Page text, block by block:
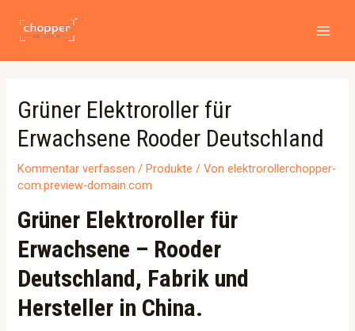
Inhalt
springen
Grüner Elektroroller für
Erwachsene Rooder Deutschland
Kommentar verfassen /Produkte / Vonelektrorollerchopper-
com.preview-domain.com
Grüner Elektroroller für
Erwachsene – Rooder
Deutschland, Fabrik und
Hersteller in China.